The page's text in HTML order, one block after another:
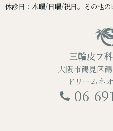
休診日：木曜/日曜/祝日。その他の
三輪皮フ
大阪市鶴見区
ドリームネ
06-